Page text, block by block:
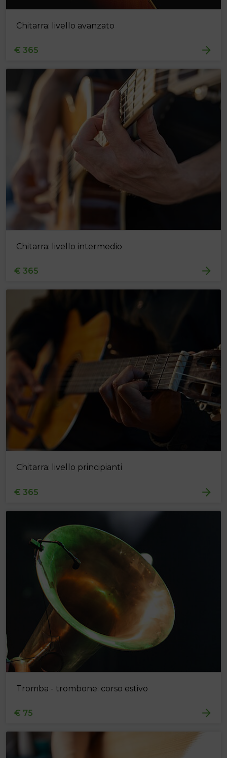
Chitarra: livello avanzato
€ 365
Chitarra: livello intermedio
€ 365
Chitarra: livello principianti
€ 365
Tromba - trombone: corso estivo
€ 75